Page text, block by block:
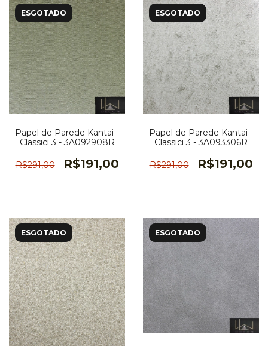
ESGOTADO
Papel de Parede Kantai -
Classici 3 - 3A092908R
R$291,00 R$191,00
ESGOTADO
Papel de Parede Kantai -
Classici 3 - 3A093306R
R$291,00 R$191,00
ESGOTADO ESGOTADO